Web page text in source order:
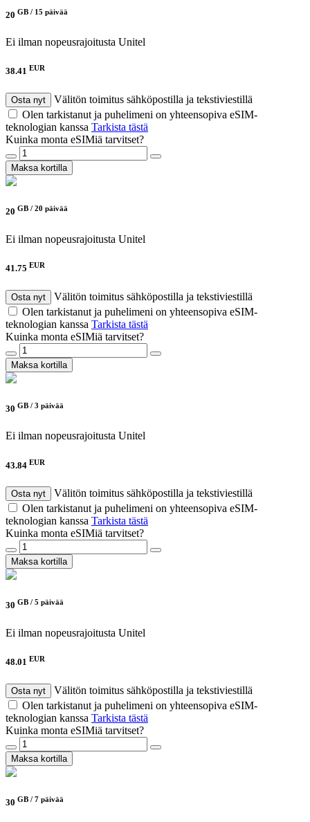
20 GB / 15 päivää
Ei ilman nopeusrajoitusta Unitel
38.41 EUR
Osta nyt
Välitön toimitus sähköpostilla ja tekstiviestillä
Olen tarkistanut ja puhelimeni on yhteensopiva eSIM-
teknologian kanssa Tarkista tästä
Kuinka monta eSIMiä tarvitset?
Maksa kortilla
20 GB / 20 päivää
Ei ilman nopeusrajoitusta Unitel
41.75 EUR
Osta nyt
Välitön toimitus sähköpostilla ja tekstiviestillä
Olen tarkistanut ja puhelimeni on yhteensopiva eSIM-
teknologian kanssa Tarkista tästä
Kuinka monta eSIMiä tarvitset?
Maksa kortilla
30 GB / 3 päivää
Ei ilman nopeusrajoitusta Unitel
43.84 EUR
Osta nyt
Välitön toimitus sähköpostilla ja tekstiviestillä
Olen tarkistanut ja puhelimeni on yhteensopiva eSIM-
teknologian kanssa Tarkista tästä
Kuinka monta eSIMiä tarvitset?
Maksa kortilla
30 GB / 5 päivää
Ei ilman nopeusrajoitusta Unitel
48.01 EUR
Osta nyt
Välitön toimitus sähköpostilla ja tekstiviestillä
Olen tarkistanut ja puhelimeni on yhteensopiva eSIM-
teknologian kanssa Tarkista tästä
Kuinka monta eSIMiä tarvitset?
Maksa kortilla
30 GB / 7 päivää